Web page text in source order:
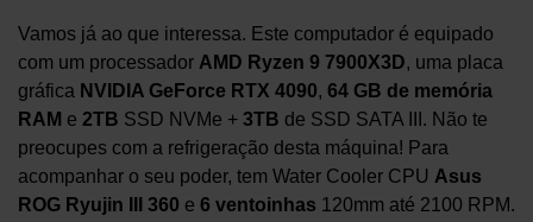
Vamos já ao que interessa. Este computador é equipado
com um processador AMD Ryzen 9 7900X3D, uma placa
gráfica NVIDIA GeForce RTX 4090, 64 GB de memória
RAM e 2TB SSD NVMe + 3TB de SSD SATA III. Não te
preocupes com a refrigeração desta máquina! Para
acompanhar o seu poder, tem Water Cooler CPU Asus
ROG Ryujin III 360 e 6 ventoinhas 120mm até 2100 RPM.